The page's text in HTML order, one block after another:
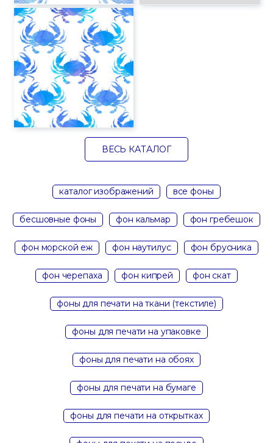
ВЕСЬ КАТАЛОГ
каталог изображений все фоны
бесшовные фоны фон кальмар фон гребешок
фон морской еж фон наутилус фон брусника
фон черепаха фон кипрей фон скат
фоны для печати на ткани (текстиле)
фоны для печати на упаковке
фоны для печати на обоях
фоны для печати на бумаге
фоны для печати на открытках